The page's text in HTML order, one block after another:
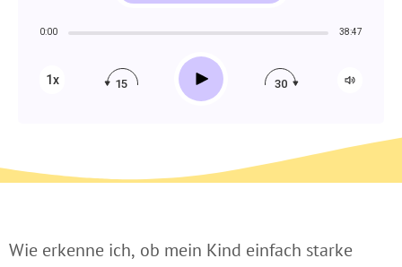
0:00 38:47
1x 15 Play 30
Wie erkenne ich, ob mein Kind einfach starke